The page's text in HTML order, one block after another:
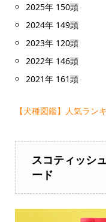
2025年 150頭
2024年 149頭
2023年 120頭
2022年 146頭
2021年 161頭
【犬種図鑑】人気ラン
スコティッシ
ード